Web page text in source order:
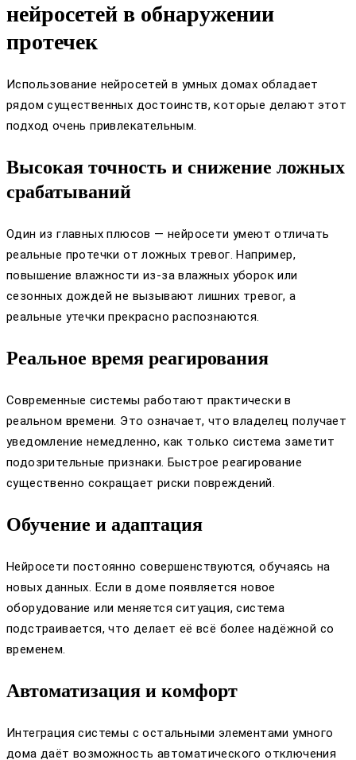
нейросетей в обнаружении
протечек
Использование нейросетей в умных домах обладает
рядом существенных достоинств, которые делают этот
подход очень привлекательным.
Высокая точность и снижение ложных
срабатываний
Один из главных плюсов — нейросети умеют отличать
реальные протечки от ложных тревог. Например,
повышение влажности из-за влажных уборок или
сезонных дождей не вызывают лишних тревог, а
реальные утечки прекрасно распознаются.
Реальное время реагирования
Современные системы работают практически в
реальном времени. Это означает, что владелец получает
уведомление немедленно, как только система заметит
подозрительные признаки. Быстрое реагирование
существенно сокращает риски повреждений.
Обучение и адаптация
Нейросети постоянно совершенствуются, обучаясь на
новых данных. Если в доме появляется новое
оборудование или меняется ситуация, система
подстраивается, что делает её всё более надёжной со
временем.
Автоматизация и комфорт
Интеграция системы с остальными элементами умного
дома даёт возможность автоматического отключения